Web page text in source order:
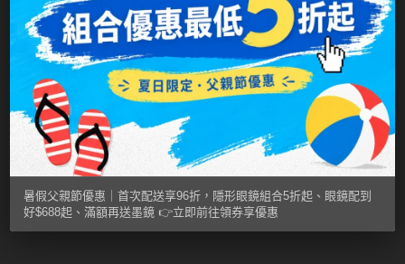
KARACON優視達
LARGAN星歐
Lens++永暘
MI TESORO蜜緹
MUSE繆思女神
OPT圓瑞
暑假父親節優惠｜首次配送享96折，隱形眼鏡組合5折起、眼鏡配到
好$688起、滿額再送墨鏡 👉立即前往領券享優惠